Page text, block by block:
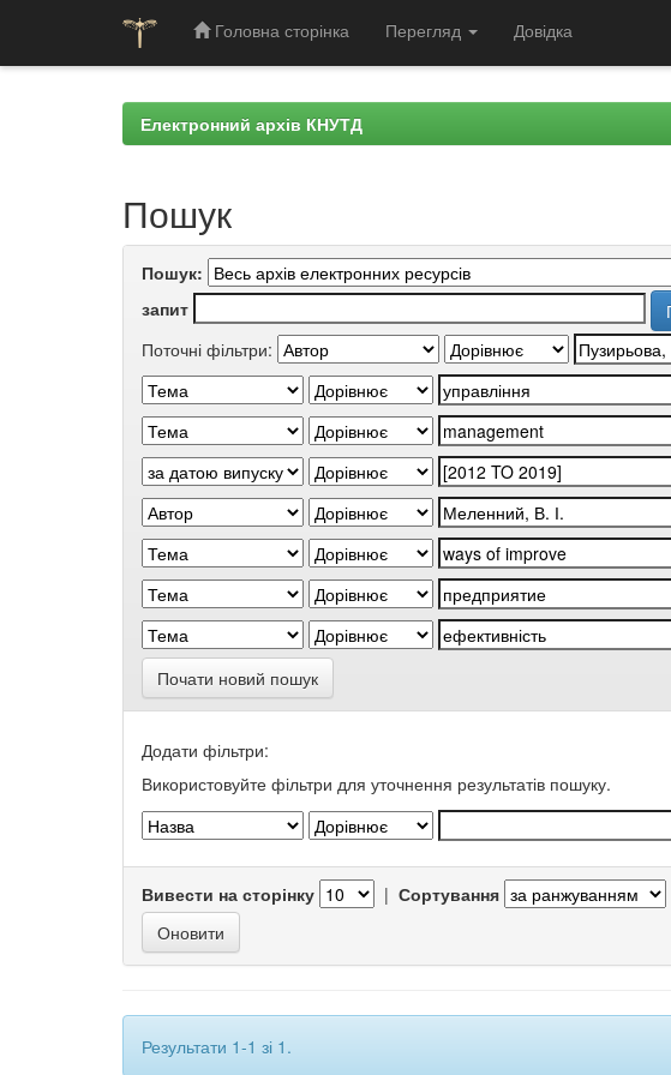
Головна сторінка Перегляд Довідка
Електронний архів КНУТД
Пошук
Пошук:
запит
Поточні фільтри:
Почати новий пошук
Додати фільтри:
Використовуйте фільтри для уточнення результатів пошуку.
Вивести на сторінку | Сортування
Результати 1-1 зі 1.